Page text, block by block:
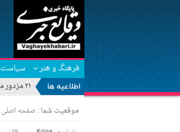
فرهنگ و هنر سیاست
اطلاعیه ها
۲۱ مزدور موساد شناسایی و بازداشت شدند
موقعیت شما :صفحه اصلی